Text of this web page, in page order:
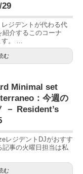
ジデントが代わる代
介するこのコーナ
。 ...
む
Minimal set
：今週の
－ Resident’s
レジデントDJがおすす
事の火曜日担当は私
む